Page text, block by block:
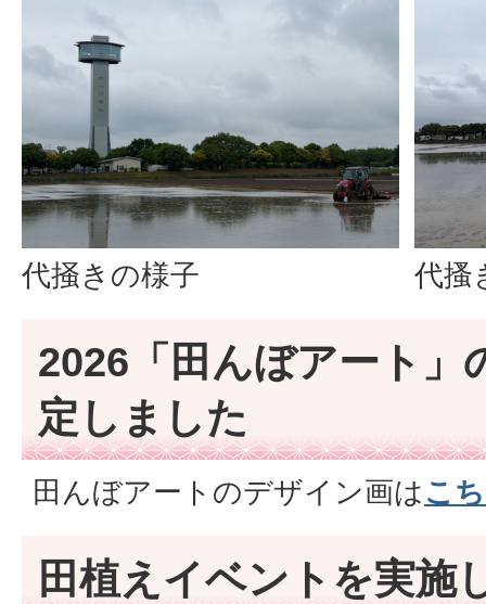
代掻きの様子 代搔
2026「田んぼアート」
定しました
田んぼアートのデザイン画はこ
田植えイベントを実施